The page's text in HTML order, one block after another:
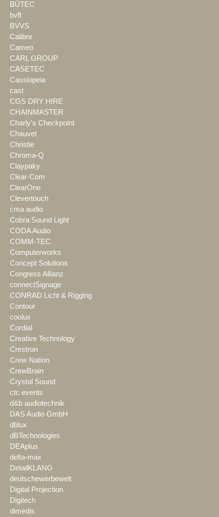
BÜTEC
bvft
BVVS
Calibre
Cameo
CARL GROUP
CASETEC
Cassiopeia
cast
CGS DRY HIRE
CHAINMASTER
Charly's Checkpoint
Chauvet
Christie
Chroma-Q
Claypaky
Clear-Com
ClearOne
Clevertouch
cma audio
Cobra Sound Light
CODA Audio
COMM-TEC
Computerworks
Concept Solutions
Congress Allianz
connectSignage
CONRAD Licht & Rigging
Contour
coolux
Cordial
Creative Technology
Crestron
Crew Nation
CrewBrain
Crystal Sound
ctc events
d&b audiotechnik
DAS Audio GmbH
dblux
dBTechnologies
DEAplus
delta-max
DetailKLANG
deutschewerbewelt
Digital Projection
Digitech
dimedis